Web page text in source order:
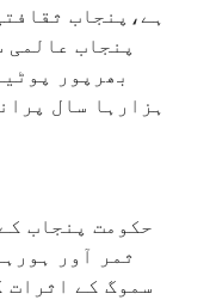
ہے،پنجاب
پنجاب عالمی
بھرپور
ہزارہا سال
حکومت پنجاب
ثمر آور
سموگ کے اثرات